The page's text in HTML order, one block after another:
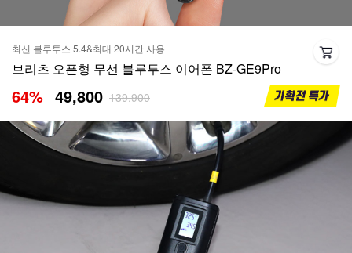
최신 블루투스 5.4&최대 20시간 사용
브리츠 오픈형 무선 블루투스 이어폰 BZ-GE9Pro
64% 49,800 139,900